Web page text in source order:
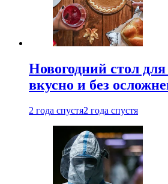
Новогодний стол
вкусно и без
2 года спустя2 года спустя